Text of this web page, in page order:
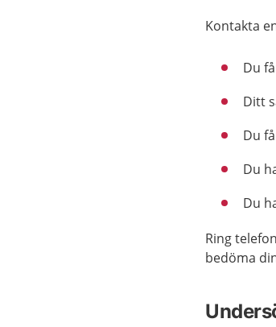
Kontakta
Du
Ditt
Du
Du
Du
Ring
bedöma